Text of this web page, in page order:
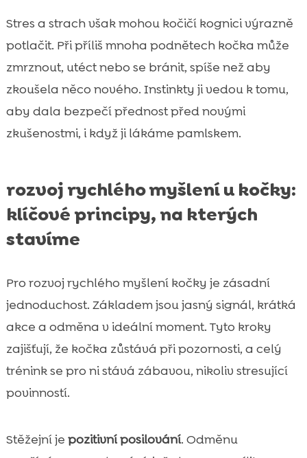
Stres a strach však mohou kočičí kognici výrazně
potlačit. Při příliš mnoha podnětech kočka může
zmrznout, utéct nebo se bránit, spíše než aby
zkoušela něco nového. Instinkty ji vedou k tomu,
aby dala bezpečí přednost před novými
zkušenostmi, i když ji lákáme pamlskem.
rozvoj rychlého myšlení u kočky:
klíčové principy, na kterých
stavíme
Pro rozvoj rychlého myšlení kočky je zásadní
jednoduchost. Základem jsou jasný signál, krátká
akce a odměna v ideální moment. Tyto kroky
zajišťují, že kočka zůstává při pozornosti, a celý
trénink se pro ni stává zábavou, nikoliv stresující
povinností.
Stěžejní je pozitivní posilování. Odměnu